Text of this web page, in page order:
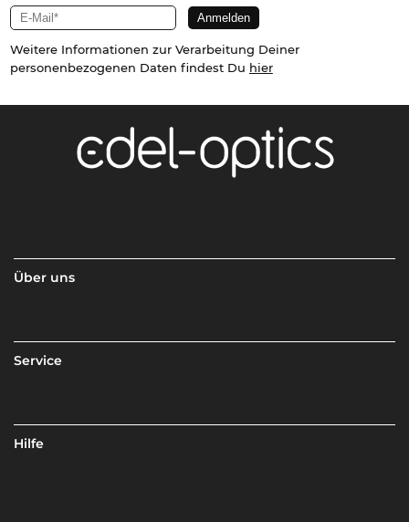
Weitere Informationen zur Verarbeitung Deiner
personenbezogenen Daten findest Du hier
Über uns
Service
Hilfe